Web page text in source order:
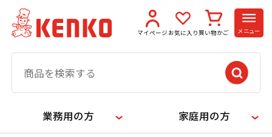
マイページ お気に入り 買い物かご メニュー
業務用の方 家庭用の方